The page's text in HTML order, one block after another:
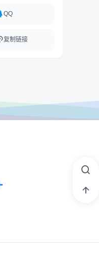
QQ
复制链接